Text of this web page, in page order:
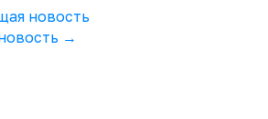
новость
→